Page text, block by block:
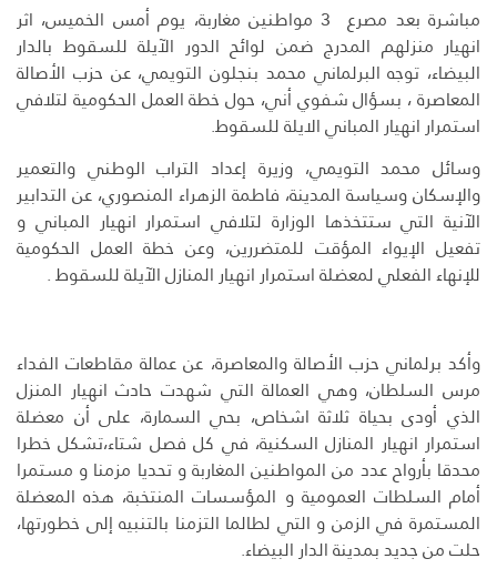
مباشرة بعد مصرع 3 مواطنين مغاربة، يوم أمس الخميس، اثر
انهيار منزلهم المدرج ضمن لوائح الدور الآيلة للسقوط بالدار
البيضاء، توجه البرلماني محمد بنجلون التويمي، عن حزب الأصالة
المعاصرة ، بسؤال شفوي أني، حول خطة العمل الحكومية لتلافي
استمرار انهيار المباني الايلة للسقوط.
وسائل محمد التويمي، وزيرة إعداد التراب الوطني والتعمير
والإسكان وسياسة المدينة، فاطمة الزهراء المنصوري، عن التدابير
الآنية التي ستتخذها الوزارة لتلافي استمرار انهيار المباني و
تفعيل الإيواء المؤقت للمتضررين، وعن خطة العمل الحكومية
للإنهاء الفعلي لمعضلة استمرار انهيار المنازل الآيلة للسقوط .
وأكد برلماني حزب الأصالة والمعاصرة، عن عمالة مقاطعات الفداء
مرس السلطان، وهي العمالة التي شهدت حادث انهيار المنزل
الذي أودى بحياة ثلاثة اشخاص، بحي السمارة، على أن معضلة
استمرار انهيار المنازل السكنية، في كل فصل شتاء،تشكل خطرا
محدقا بأرواح عدد من المواطنين المغاربة و تحديا مزمنا و مستمرا
أمام السلطات العمومية و المؤسسات المنتخبة، هذه المعضلة
المستمرة في الزمن و التي لطالما التزمنا بالتنبيه إلى خطورتها،
حلت من جديد بمدينة الدار البيضاء.